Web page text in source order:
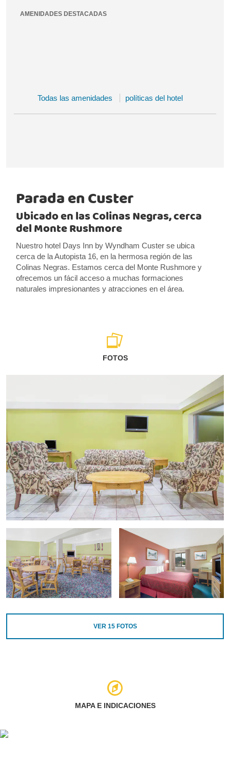
AMENIDADES DESTACADAS
Todas las amenidades políticas del hotel
Parada en Custer
Ubicado en las Colinas Negras, cerca
del Monte Rushmore
Nuestro hotel Days Inn by Wyndham Custer se ubica
cerca de la Autopista 16, en la hermosa región de las
Colinas Negras. Estamos cerca del Monte Rushmore y
ofrecemos un fácil acceso a muchas formaciones
naturales impresionantes y atracciones en el área.
FOTOS
VER 15FOTOS
MAPA E INDICACIONES